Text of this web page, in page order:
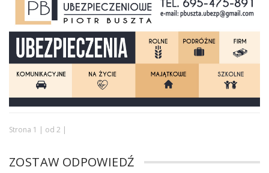
Strona 1 | od 2 |
ZOSTAW ODPOWIEDŹ